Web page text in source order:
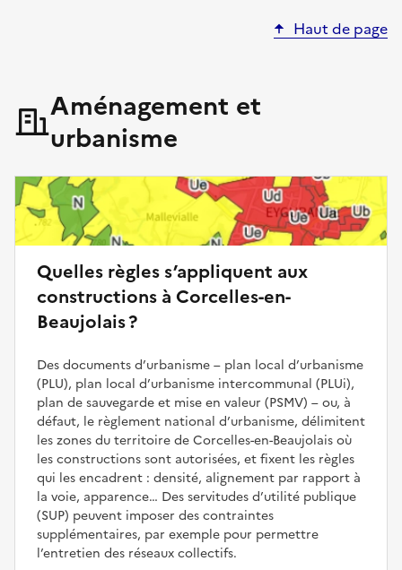
Haut de page
Aménagement et
urbanisme
Quelles règles s’appliquent aux
constructions à Corcelles-en-
Beaujolais ?
Des documents d’urbanisme – plan local d’urbanisme
(PLU), plan local d’urbanisme intercommunal (PLUi),
plan de sauvegarde et mise en valeur (PSMV) – ou, à
défaut, le règlement national d’urbanisme, délimitent
les zones du territoire de Corcelles-en-Beaujolais où
les constructions sont autorisées, et fixent les règles
qui les encadrent : densité, alignement par rapport à
la voie, apparence… Des servitudes d’utilité publique
(SUP) peuvent imposer des contraintes
supplémentaires, par exemple pour permettre
l’entretien des réseaux collectifs.